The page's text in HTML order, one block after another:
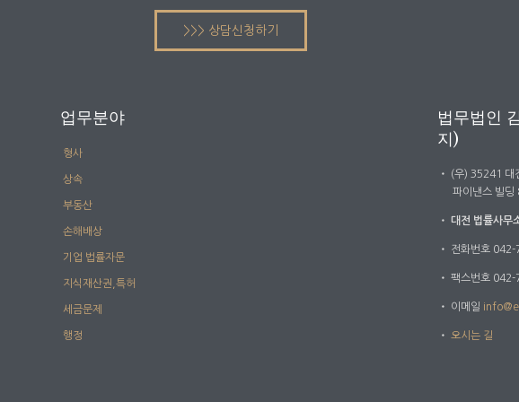
>>> 상담신청하기
업무분야
형사
상속
부동산
손해배상
기업 법률자문
지식재산권,특허
세금문제
행정
법무법인
지)
・
(우) 35241 대
파이낸스 빌딩
・ 대전 법률사무
・ 전화번호
・ 팩스번호
・ 이메일
・ 오시는 길